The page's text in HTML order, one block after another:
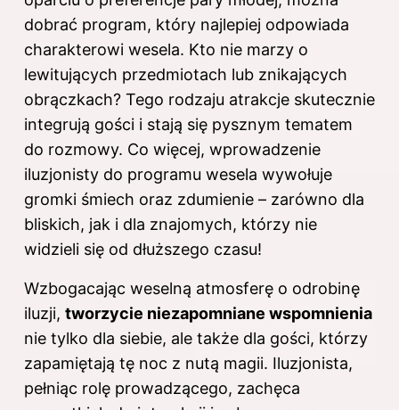
dobrać program, który najlepiej odpowiada
charakterowi wesela. Kto nie marzy o
lewitujących przedmiotach lub znikających
obrączkach? Tego rodzaju atrakcje skutecznie
integrują gości i stają się pysznym tematem
do rozmowy. Co więcej, wprowadzenie
iluzjonisty do programu wesela wywołuje
gromki śmiech oraz zdumienie – zarówno dla
bliskich, jak i dla znajomych, którzy nie
widzieli się od dłuższego czasu!
Wzbogacając weselną atmosferę o odrobinę
iluzji, tworzycie niezapomniane wspomnienia
nie tylko dla siebie, ale także dla gości, którzy
zapamiętają tę noc z nutą magii. Iluzjonista,
pełniąc rolę prowadzącego, zachęca